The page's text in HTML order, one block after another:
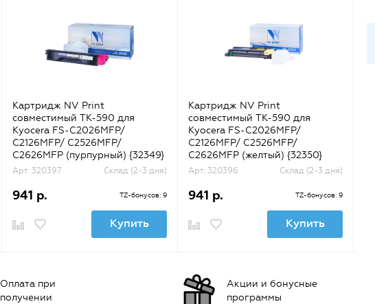
Картридж NV Print
совместимый TK-590 для
Kyocera FS-C2026MFP/
C2126MFP/ C2526MFP/
C2626MFP (пурпурный) {32349}
Арт. 320397 Склад (2-3 дня)
941 р. TZ-бонусов: 9
Купить
Картридж NV Print
совместимый TK-590 для
Kyocera FS-C2026MFP/
C2126MFP/ C2526MFP/
C2626MFP (желтый) {32350}
Арт. 320396 Склад (2-3 дня)
941 р. TZ-бонусов: 9
Купить
Оплата при
получении
Акции и бонусные
программы